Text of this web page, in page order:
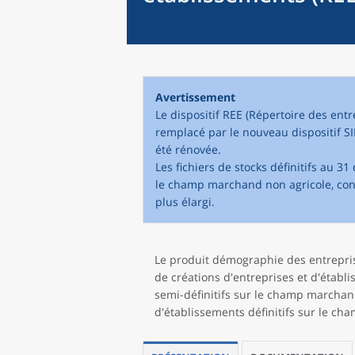
Avertissement
Le dispositif REE (Répertoire des
remplacé par le nouveau dispositif
été rénovée.
Les fichiers de stocks définitifs au
le champ marchand non agricole,
plus élargi.
Le produit démographie des
de créations d'entreprises et
semi-définitifs sur le champ
d'établissements définitifs sur le